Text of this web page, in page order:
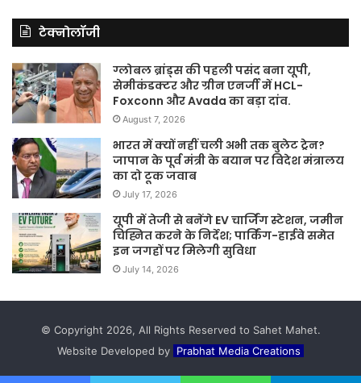
टेक्नोलॉजी
ग्लोबल ब्रांड्स की पहली पसंद बना यूपी,
सेमीकंडक्टर और ग्रीन एनर्जी में HCL-
Foxconn और Avada का बड़ा दांव.
August 7, 2026
भारत में क्यों नहीं चली अभी तक बुलेट ट्रेन?
जापान के पूर्व मंत्री के बयान पर विदेश मंत्रालय
का दो टूक जवाब
July 17, 2026
यूपी में तेजी से बनेंगे EV चार्जिंग स्टेशन, जमीन
चिह्नित करने के निर्देश; पार्किंग-हाईवे समेत
इन जगहों पर मिलेगी सुविधा
July 14, 2026
© Copyright 2026, All Rights Reserved to Sahet Mahet.
Website Developed by Prabhat Media Creations